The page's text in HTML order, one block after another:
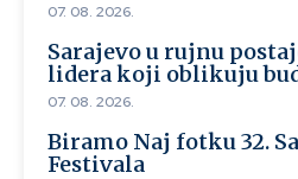
07. 08. 2026.
Sarajevo u rujnu
lidera koji oblikuju
07. 08. 2026.
Biramo Naj fotku 32.
Festivala